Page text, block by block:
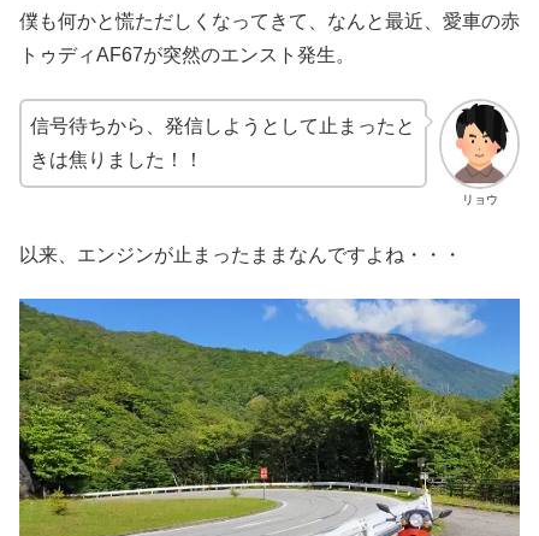
僕も何かと慌ただしくなってきて、なんと最近、愛車の赤
トゥディAF67が突然のエンスト発生。
リョウ
信号待ちから、発信しようとして止まったと
きは焦りました！！
以来、エンジンが止まったままなんですよね・・・